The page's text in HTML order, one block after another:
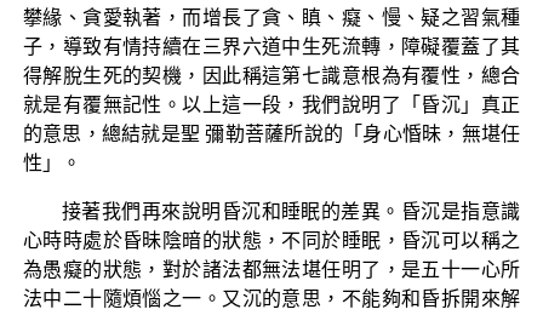
攀緣、貪愛執著，而增長了貪、瞋、癡、慢、疑之習氣種
子，導致有情持續在三界六道中生死流轉，障礙覆蓋了其
得解脫生死的契機，因此稱這第七識意根為有覆性，總合
就是有覆無記性。以上這一段，我們說明了「昏沉」真正
的意思，總結就是聖 彌勒菩薩所說的「身心惛昧，無堪任
性」。
接著我們再來說明昏沉和睡眠的差異。昏沉是指意識
心時時處於昏昧陰暗的狀態，不同於睡眠，昏沉可以稱之
為愚癡的狀態，對於諸法都無法堪任明了，是五十一心所
法中二十隨煩惱之一。又沉的意思，不能夠和昏拆開來解